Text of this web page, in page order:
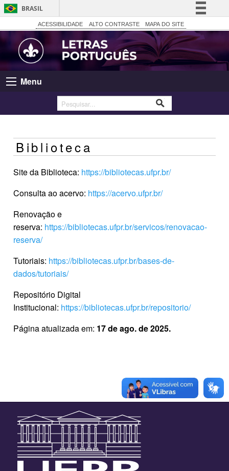
BRASIL
Simplifique!
Comunica BR
Participe
Acesso à informação
Canais
ACESSIBILIDADE ALTO CONTRASTE MAPA DO SITE
Menu
Biblioteca
Site da Biblioteca: https://bibliotecas.ufpr.br/
Consulta ao acervo: https://acervo.ufpr.br/
Renovação e
reserva: https://bibliotecas.ufpr.br/servicos/renovacao-
reserva/
Tutoriais: https://bibliotecas.ufpr.br/bases-de-
dados/tutoriais/
Repositório Digital
Institucional: https://bibliotecas.ufpr.br/repositorio/
Página atualizada em: 17 de ago. de 2025.